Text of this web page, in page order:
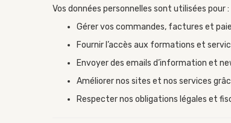
Vos données personnelles sont utilisées pour :
Gérer vos commandes, factures et
Fournir l’accès aux formations et
Envoyer des emails d’information et
Améliorer nos sites et nos services
Respecter nos obligations légales et